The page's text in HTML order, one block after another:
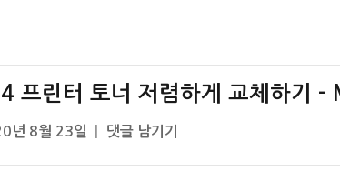
프린터 토너 저렴하게 교체하기 –
년 8월 23일
삼
댓글 남기기